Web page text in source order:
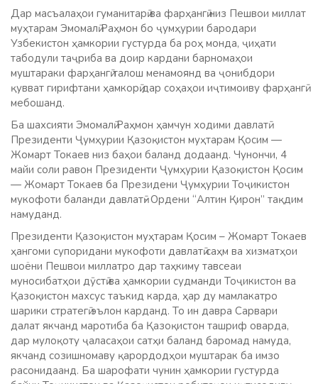
Дар масъалаҳои гуманитарӣ ва фарҳангӣ низ Пешвои миллат
муҳтарам Эмомалӣ Раҳмон бо ҷумҳурии бародари
Узбекистон ҳамкории густурда ба роҳ монда, ҷиҳати
табодули таҷриба ва доир кардани барномаҳои
муштараки фарҳангӣ талош менамоянд ва ҷонибдори
қувват гирифтани ҳамкорӣ дар соҳаҳои иҷтимоиву фарҳангӣ
мебошанд.
Ба шахсияти Эмомалӣ Раҳмон ҳамчун ходими давлатӣ
Президенти Ҷумҳурии Қазоқистон муҳтарам Қосим —
Жомарт Токаев низ баҳои баланд додаанд. Чунончи, 4
майи соли равон Президенти Ҷумҳурии Қазоқистон Қосим
— Жомарт Токаев ба Президени Ҷумҳурии Тоҷикистон
мукофоти баланди давлатӣ- Ордени “Алтин Қирон” тақдим
намуданд.
Президенти Қазоқистон муҳтарам Қосим – Жомарт Токаев
ҳангоми супоридани мукофоти давлатӣ саҳм ва хизматҳои
шоёни Пешвои миллатро дар таҳкиму тавсеаи
муносибатҳои дӯстӣ ва ҳамкории судманди Тоҷикистон ва
Қазоқистон махсус таъкид карда, ҳар ду мамлакатро
шарики стратегӣ эълон карданд. То ин давра Сарвари
далат якчанд маротиба ба Қазоқистон ташриф оварда,
дар мулоқоту ҷаласаҳои сатҳи баланд баромад намуда,
якчанд созишномаву қарордодҳои муштарак ба имзо
расонидаанд. Ба шарофати чунин ҳамкории густурда